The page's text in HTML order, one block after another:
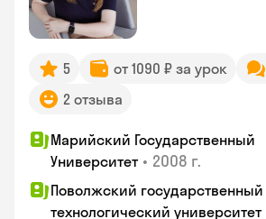
5 от 1090 ₽ за урок
2 отзыва
Марийский Государственный
Университет • 2008 г.
Поволжский государственный
технологический университет